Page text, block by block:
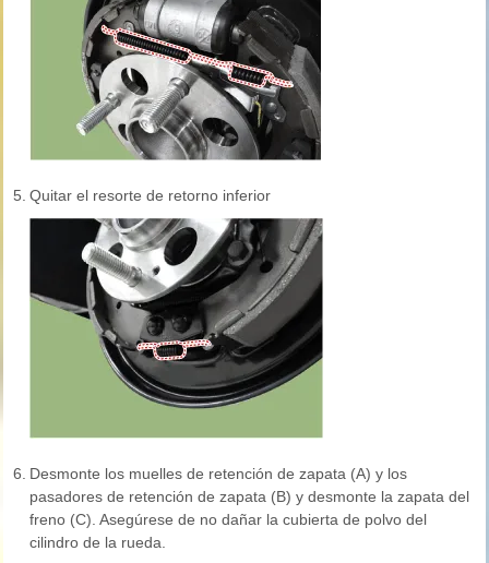
5. Quitar el resorte de retorno inferior
6. Desmonte los muelles de retención de zapata (A) y los
pasadores de retención de zapata (B) y desmonte la zapata del
freno (C). Asegúrese de no dañar la cubierta de polvo del
cilindro de la rueda.